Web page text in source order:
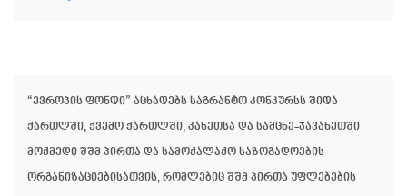
“ევროპის ფონდი” აცხადებს საგრანტო კონკურსს შიდა
ქართლში, ქვემო ქართლში, კახეთსა და სამცხე-ჯავახეთში
მოქმედი შშმ პირთა და სამოქალაქო საზოგადოების
ორგანიზაციებისათვის, რომლებიც შშმ პირთა უფლებების